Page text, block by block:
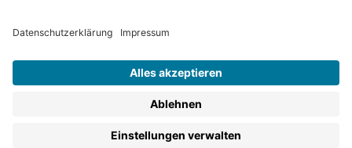
Thienemann-Esslinger Verlag GmbH, Blumenstraße 36, D-70182